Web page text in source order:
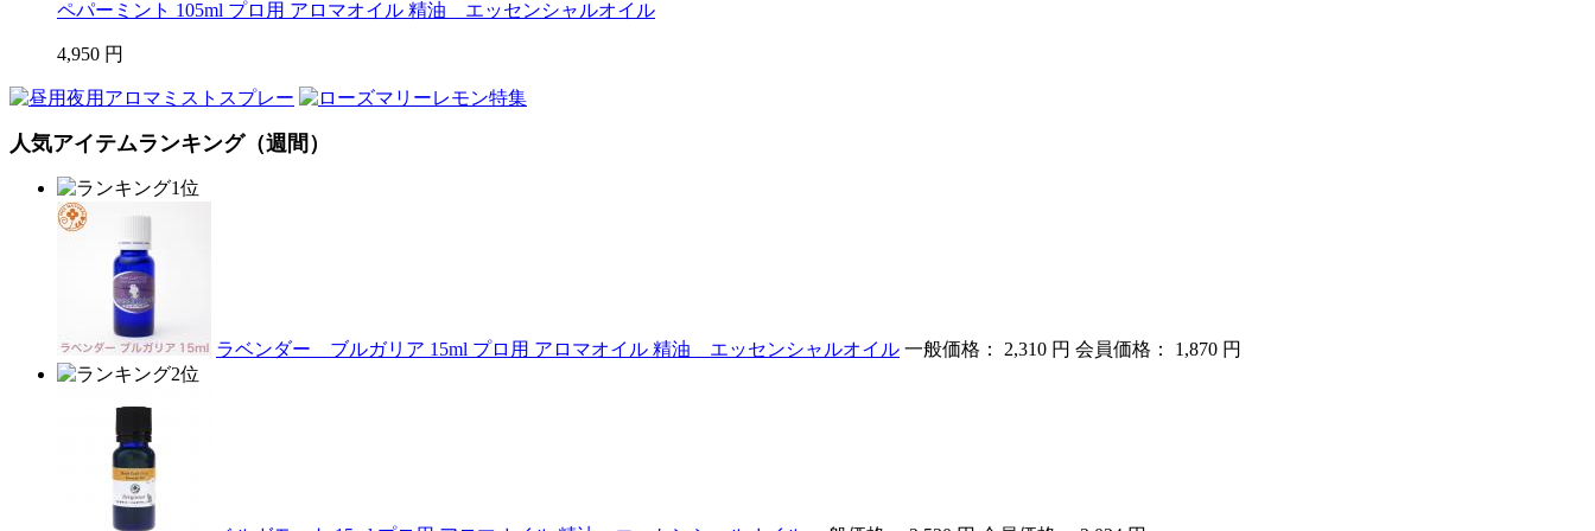
ペパーミント 105ml プロ用 アロマオイル 精油 エッセンシャルオイル
4,950 円
人気アイテムランキング（週間）
ラベンダー ブルガリア 15ml プロ用 アロマオイル 精油 エッセンシャルオイル 一般価格： 2,310 円 会員価格： 1,870 円